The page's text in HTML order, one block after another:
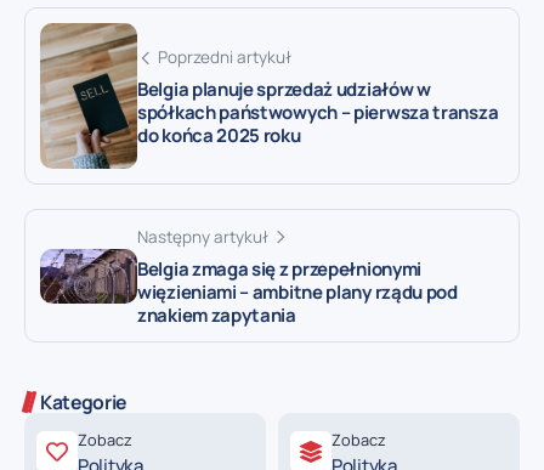
Poprzedni artykuł
Belgia planuje sprzedaż udziałów w
spółkach państwowych – pierwsza transza
do końca 2025 roku
Następny artykuł
Belgia zmaga się z przepełnionymi
więzieniami – ambitne plany rządu pod
znakiem zapytania
Kategorie
Zobacz Zobacz